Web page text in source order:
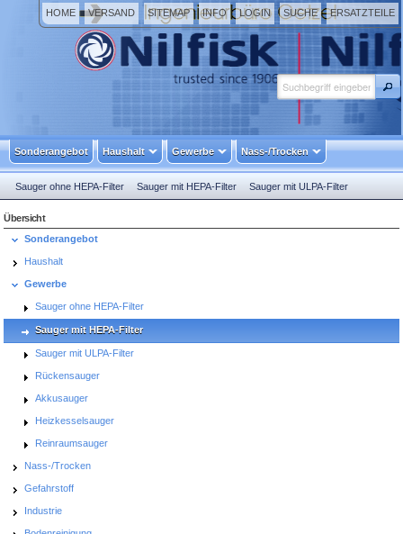
HOME VERSAND SITEMAP INFO LOGIN SUCHE ERSATZTEILE
Sonderangebot Haushalt Gewerbe Nass-/Trocken
Sauger ohne HEPA-Filter Sauger mit HEPA-Filter Sauger mit ULPA-Filter
Übersicht
Sonderangebot
Haushalt
Gewerbe
Sauger ohne HEPA-Filter
Sauger mit HEPA-Filter
Sauger mit ULPA-Filter
Rückensauger
Akkusauger
Heizkesselsauger
Reinraumsauger
Nass-/Trocken
Gefahrstoff
Industrie